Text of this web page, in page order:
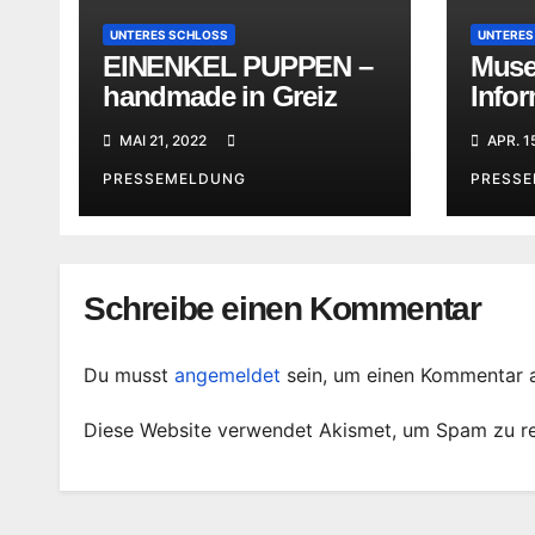
UNTERES SCHLOSS
EINENKEL PUPPEN –
handmade in Greiz
MAI 21, 2022
PRESSEMELDUNG
APR.
Schreibe einen Kommentar
Du musst angemeldet sein, um einen Kommentar
Diese Website verwendet Akismet, um Spam zu